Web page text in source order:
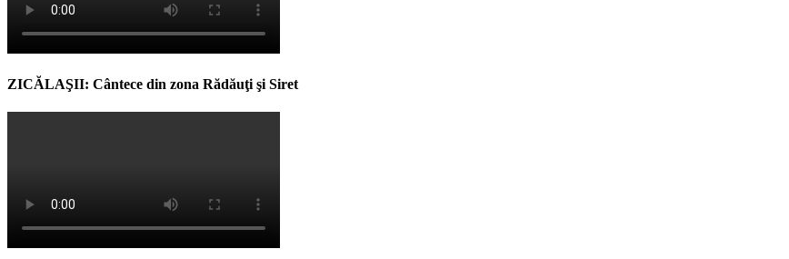
ZICĂLAŞII: Cântece din zona Rădăuţi şi Siret